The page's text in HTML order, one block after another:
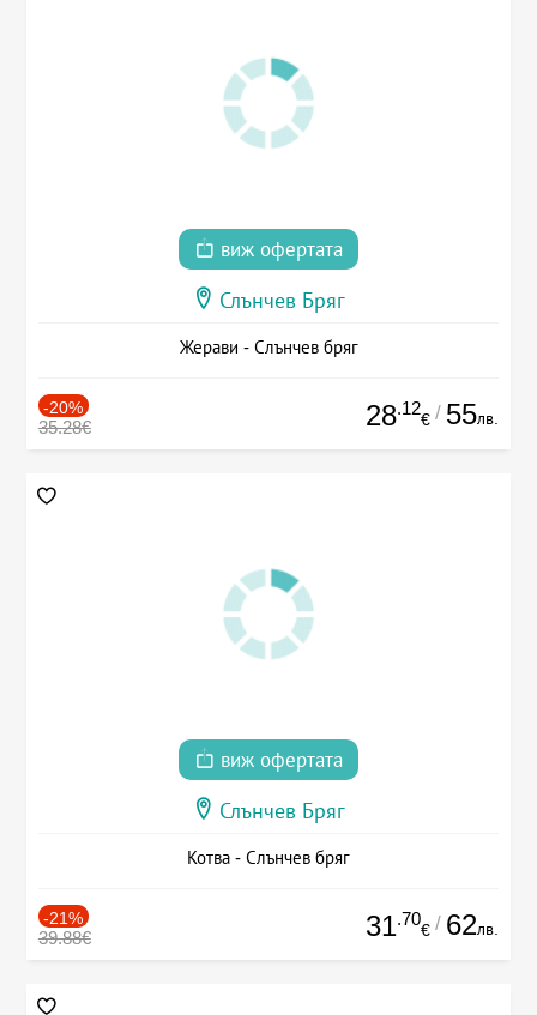
виж офертата
Слънчев Бряг
Жерави - Слънчев бряг
-20%
35.28€ 28.12
€ / 55лв.
виж офертата
Слънчев Бряг
Котва - Слънчев бряг
-21%
39.88€ 31.70
€ / 62лв.